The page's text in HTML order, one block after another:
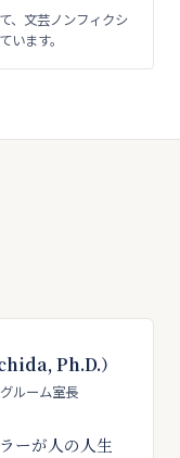
、文芸ノンフィクシ
います。
Ph.D.）
ルーム室長
ーが人の人生